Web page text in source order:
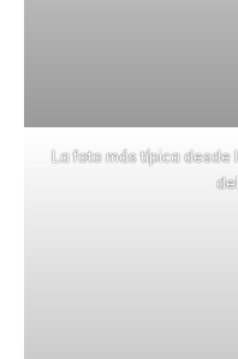
La foto más típica desde